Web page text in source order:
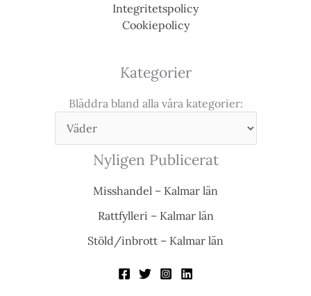
Integritetspolicy
Cookiepolicy
Kategorier
Bläddra bland alla våra kategorier:
Nyligen Publicerat
Misshandel – Kalmar län
Rattfylleri – Kalmar län
Stöld/inbrott – Kalmar län